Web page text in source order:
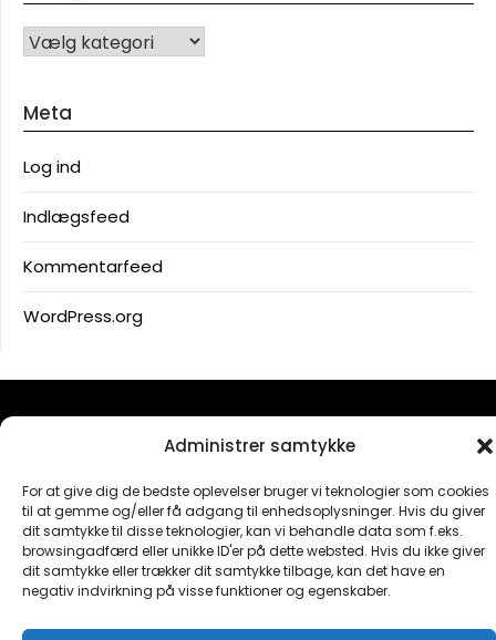
Administrer samtykke
For at give dig de bedste oplevelser bruger vi teknologier som cookies
til at gemme og/eller få adgang til enhedsoplysninger. Hvis du giver
dit samtykke til disse teknologier, kan vi behandle data som f.eks.
browsingadfærd eller unikke ID'er på dette websted. Hvis du ikke giver
dit samtykke eller trækker dit samtykke tilbage, kan det have en
negativ indvirkning på visse funktioner og egenskaber.
KATEGORIER
Meta
Log ind
Indlægsfeed
Kommentarfeed
WordPress.org
Forskellen ligger i detaljen
Facebook